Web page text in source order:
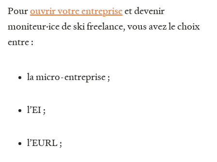
Pourouvrir votre entrepriseet devenir
moniteur·ice de ski freelance, vous avez le choix
entre :
la micro-entreprise ;
l’EI ;
l’EURL ;